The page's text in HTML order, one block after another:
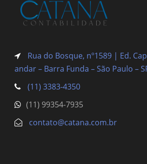
Rua do Bosque, nº1589 | Ed.
andar – Barra Funda – São Paulo –
(11) 3383-4350
(11) 99354-7935
contato@catana.com.br